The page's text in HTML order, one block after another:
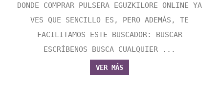
DONDE COMPRAR PULSERA EGUZKILORE ONLINE YA
VES QUE SENCILLO ES, PERO ADEMÁS, TE
FACILITAMOS ESTE BUSCADOR: BUSCAR
ESCRÍBENOS BUSCA CUALQUIER ...
VER MÁS